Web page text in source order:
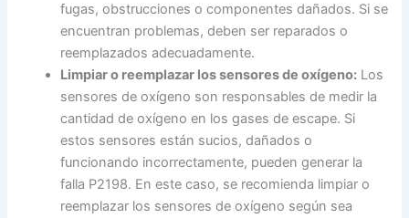
fugas, obstrucciones o componentes dañados. Si se
encuentran problemas, deben ser reparados o
reemplazados adecuadamente.
Limpiar o reemplazar los sensores de oxígeno: Los
sensores de oxígeno son responsables de medir la
cantidad de oxígeno en los gases de escape. Si
estos sensores están sucios, dañados o
funcionando incorrectamente, pueden generar la
falla P2198. En este caso, se recomienda limpiar o
reemplazar los sensores de oxígeno según sea